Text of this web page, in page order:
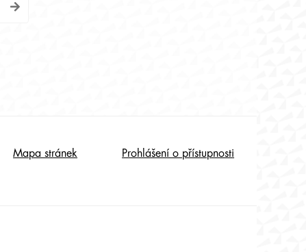
Mapa stránek Prohlášení o přístupnosti